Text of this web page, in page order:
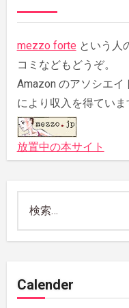
mezzo forte という人
コミなどもどうぞ。
Amazon のアソシエ
により収入を得ていま
放置中の本サイト
Calender